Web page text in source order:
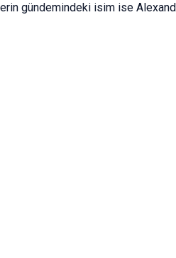
gündemindeki isim ise